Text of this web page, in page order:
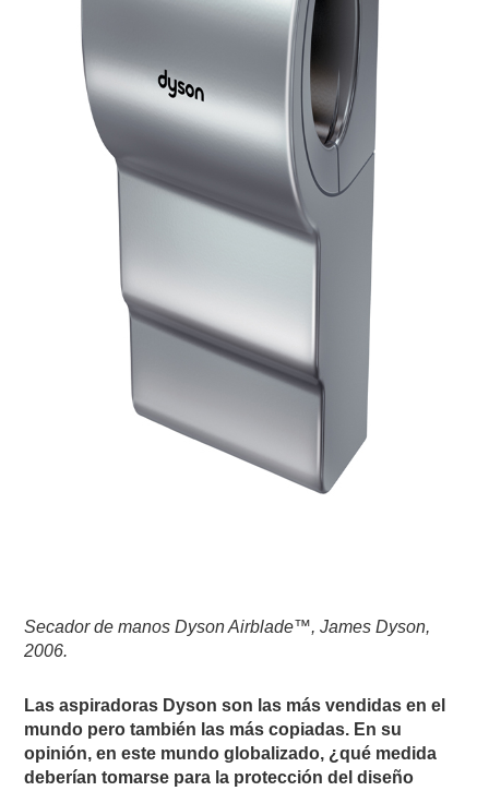
Secador de manos Dyson Airblade™, James Dyson,
2006.
Las aspiradoras Dyson son las más vendidas en el
mundo pero también las más copiadas. En su
opinión, en este mundo globalizado, ¿qué medida
deberían tomarse para la protección del diseño